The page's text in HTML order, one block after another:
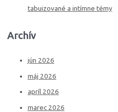
tabuizované a intímne témy
Archív
jún 2026
máj 2026
apríl 2026
marec 2026